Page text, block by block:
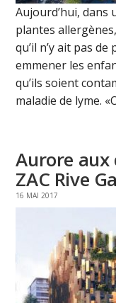
Aujourd’hui, dans
plantes
qu’il n’y ait pas
emmener les
qu’ils soient
maladie de lyme.
Aurore aux
ZAC Rive
16 MAI 2017